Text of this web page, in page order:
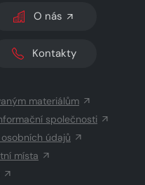
O nás
Kontakty
materiálům
společnosti
údajů
místa